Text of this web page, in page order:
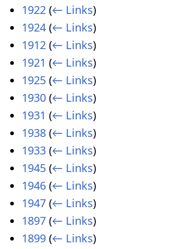
1922 (← Links)
1924 (← Links)
1912 (← Links)
1921 (← Links)
1925 (← Links)
1930 (← Links)
1931 (← Links)
1938 (← Links)
1933 (← Links)
1945 (← Links)
1946 (← Links)
1947 (← Links)
1897 (← Links)
1899 (← Links)